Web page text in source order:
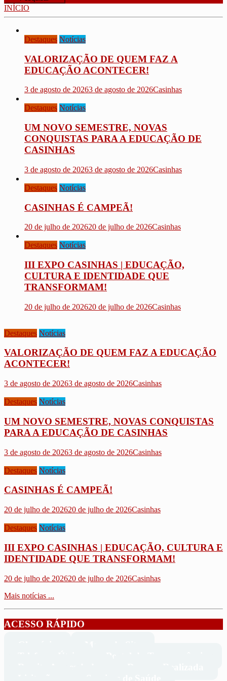
INÍCIO
Destaques Notícias
VALORIZAÇÃO DE QUEM FAZ A
EDUCAÇÃO ACONTECER!
3 de agosto de 20263 de agosto de 2026Casinhas
Destaques Notícias
UM NOVO SEMESTRE, NOVAS
CONQUISTAS PARA A EDUCAÇÃO DE
CASINHAS
3 de agosto de 20263 de agosto de 2026Casinhas
Destaques Notícias
CASINHAS É CAMPEÃ!
20 de julho de 202620 de julho de 2026Casinhas
Destaques Notícias
III EXPO CASINHAS | EDUCAÇÃO,
CULTURA E IDENTIDADE QUE
TRANSFORMAM!
20 de julho de 202620 de julho de 2026Casinhas
Destaques Notícias
VALORIZAÇÃO DE QUEM FAZ A EDUCAÇÃO
ACONTECER!
3 de agosto de 20263 de agosto de 2026Casinhas
Destaques Notícias
UM NOVO SEMESTRE, NOVAS CONQUISTAS
PARA A EDUCAÇÃO DE CASINHAS
3 de agosto de 20263 de agosto de 2026Casinhas
Destaques Notícias
CASINHAS É CAMPEÃ!
20 de julho de 202620 de julho de 2026Casinhas
Destaques Notícias
III EXPO CASINHAS | EDUCAÇÃO, CULTURA E
IDENTIDADE QUE TRANSFORMAM!
20 de julho de 202620 de julho de 2026Casinhas
Mais notícias ...
ACESSO RÁPIDO